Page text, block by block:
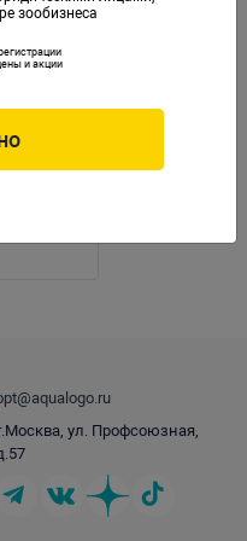
ул. Профсоюзная,
зообизнеса
и акции